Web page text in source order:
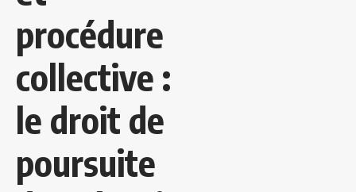
procédure
collective :
le droit de
poursuite